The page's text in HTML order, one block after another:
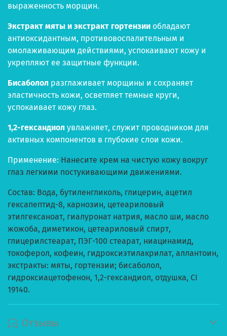
выраженность морщин.
Экстракт мяты и экстракт гортензии обладают
антиоксидантным, противовоспалительным и
омолаживающим действиями, успокаивают кожу и
укрепляют ее защитные функции.
Бисаболол разглаживает морщины и сохраняет
эластичность кожи, осветляет темные круги,
успокаивает кожу глаз.
1,2-гександиол увлажняет, служит проводником для
активных компонентов в глубокие слои кожи.
Применение: Нанесите крем на чистую кожу вокруг
глаз легкими постукивающими движениями.
Состав: Вода, бутиленгликоль, глицерин, ацетил
гексапептид-8, карнозин, цетеариловый
этилгексаноат, гиалуронат натрия, масло ши, масло
жожоба, диметикон, цетеариловый спирт,
глицерилстеарат, ПЭГ-100 стеарат, ниацинамид,
токоферол, кофеин, гидроксиэтилакрилат, аллантоин,
экстракты: мяты, гортензии; бисаболол,
гидроксиацетофенон, 1,2-гександиол, отдушка, CI
19140.
Отзывы